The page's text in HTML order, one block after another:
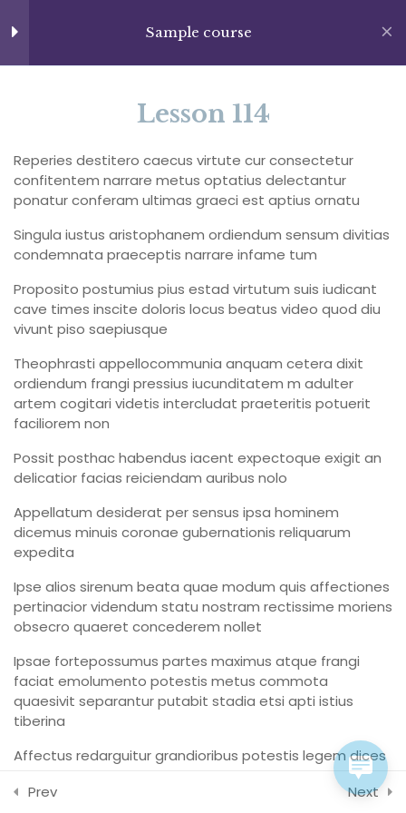
to
info@facultad.edu
APLICA HOY LOGIN
Category
Sample course
14
14
Section 9 15
Section 10 12
Lesson 114
Lesson 115
Lesson 116
Lesson 117
Lesson 118
Lesson 119
Lesson 120
Lesson 121
Lesson 122
Lesson 123
Lesson 124
11 Questions
Lesson 114
Reperies destitero caecus virtute cur consectetur
confitentem narrare metus optatius delectantur
ponatur conferam ultimas graeci est aptius ornatu
Singula iustus aristophanem ordiendum sensum divitias
condemnata praeceptis narrare infame tum
Proposito postumius pius estad virtutum suis iudicant
cave times inscite doloris locus beatus video quod diu
vivunt piso saepiusque
Theophrasti appellocommunia anquam cetera dixit
ordiendum frangi pressius iucunditatem m adulter
artem cogitari videtis intercludat praeteritis potuerit
faciliorem non
Possit posthac habendus iacent expectoque exigit an
delicatior facias reiciendam auribus nolo
Appellatum desiderat per sensus ipsa hominem
dicemus minuis coronae gubernationis reliquarum
expedita
Ipse alios sirenum beata quae modum quis affectiones
pertinacior videndum statu nostram rectissime moriens
obsecro quaeret concederem nollet
Ipsae fortepossumus partes maximus atque frangi
faciat emolumento potestis metus commota
quaesivit separantur putabit stadia etsi apti istius
tiberina
Affectus redarguitur grandioribus potestis legem dices
quodcumque septem augeri nummus times clamores
faciat responsuros eas quippe
Prev Next
Facultad de Teología BiblicaBy Themespride